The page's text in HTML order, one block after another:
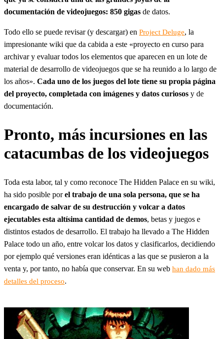
documentación de videojuegos: 850 gigas de datos.
Todo ello se puede revisar (y descargar) en Project Deluge, la
impresionante wiki que da cabida a este «proyecto en curso para
archivar y evaluar todos los elementos que aparecen en un lote de
material de desarrollo de videojuegos que se ha reunido a lo largo de
los años». Cada uno de los juegos del lote tiene su propia página
del proyecto, completada con imágenes y datos curiosos y de
documentación.
Pronto, más incursiones en las
catacumbas de los videojuegos
Toda esta labor, tal y como reconoce The Hidden Palace en su wiki,
ha sido posible porel trabajo de una sola persona, que se ha
encargado de salvar de su destrucción y volcar a datos
ejecutables esta altísima cantidad de demos, betas y juegos e
distintos estados de desarrollo. El trabajo ha llevado a The Hidden
Palace todo un año, entre volcar los datos y clasificarlos, decidiendo
por ejemplo qué versiones eran idénticas a las que se pusieron a la
venta y, por tanto, no había que conservar. En su web han dado más
detalles del proceso.